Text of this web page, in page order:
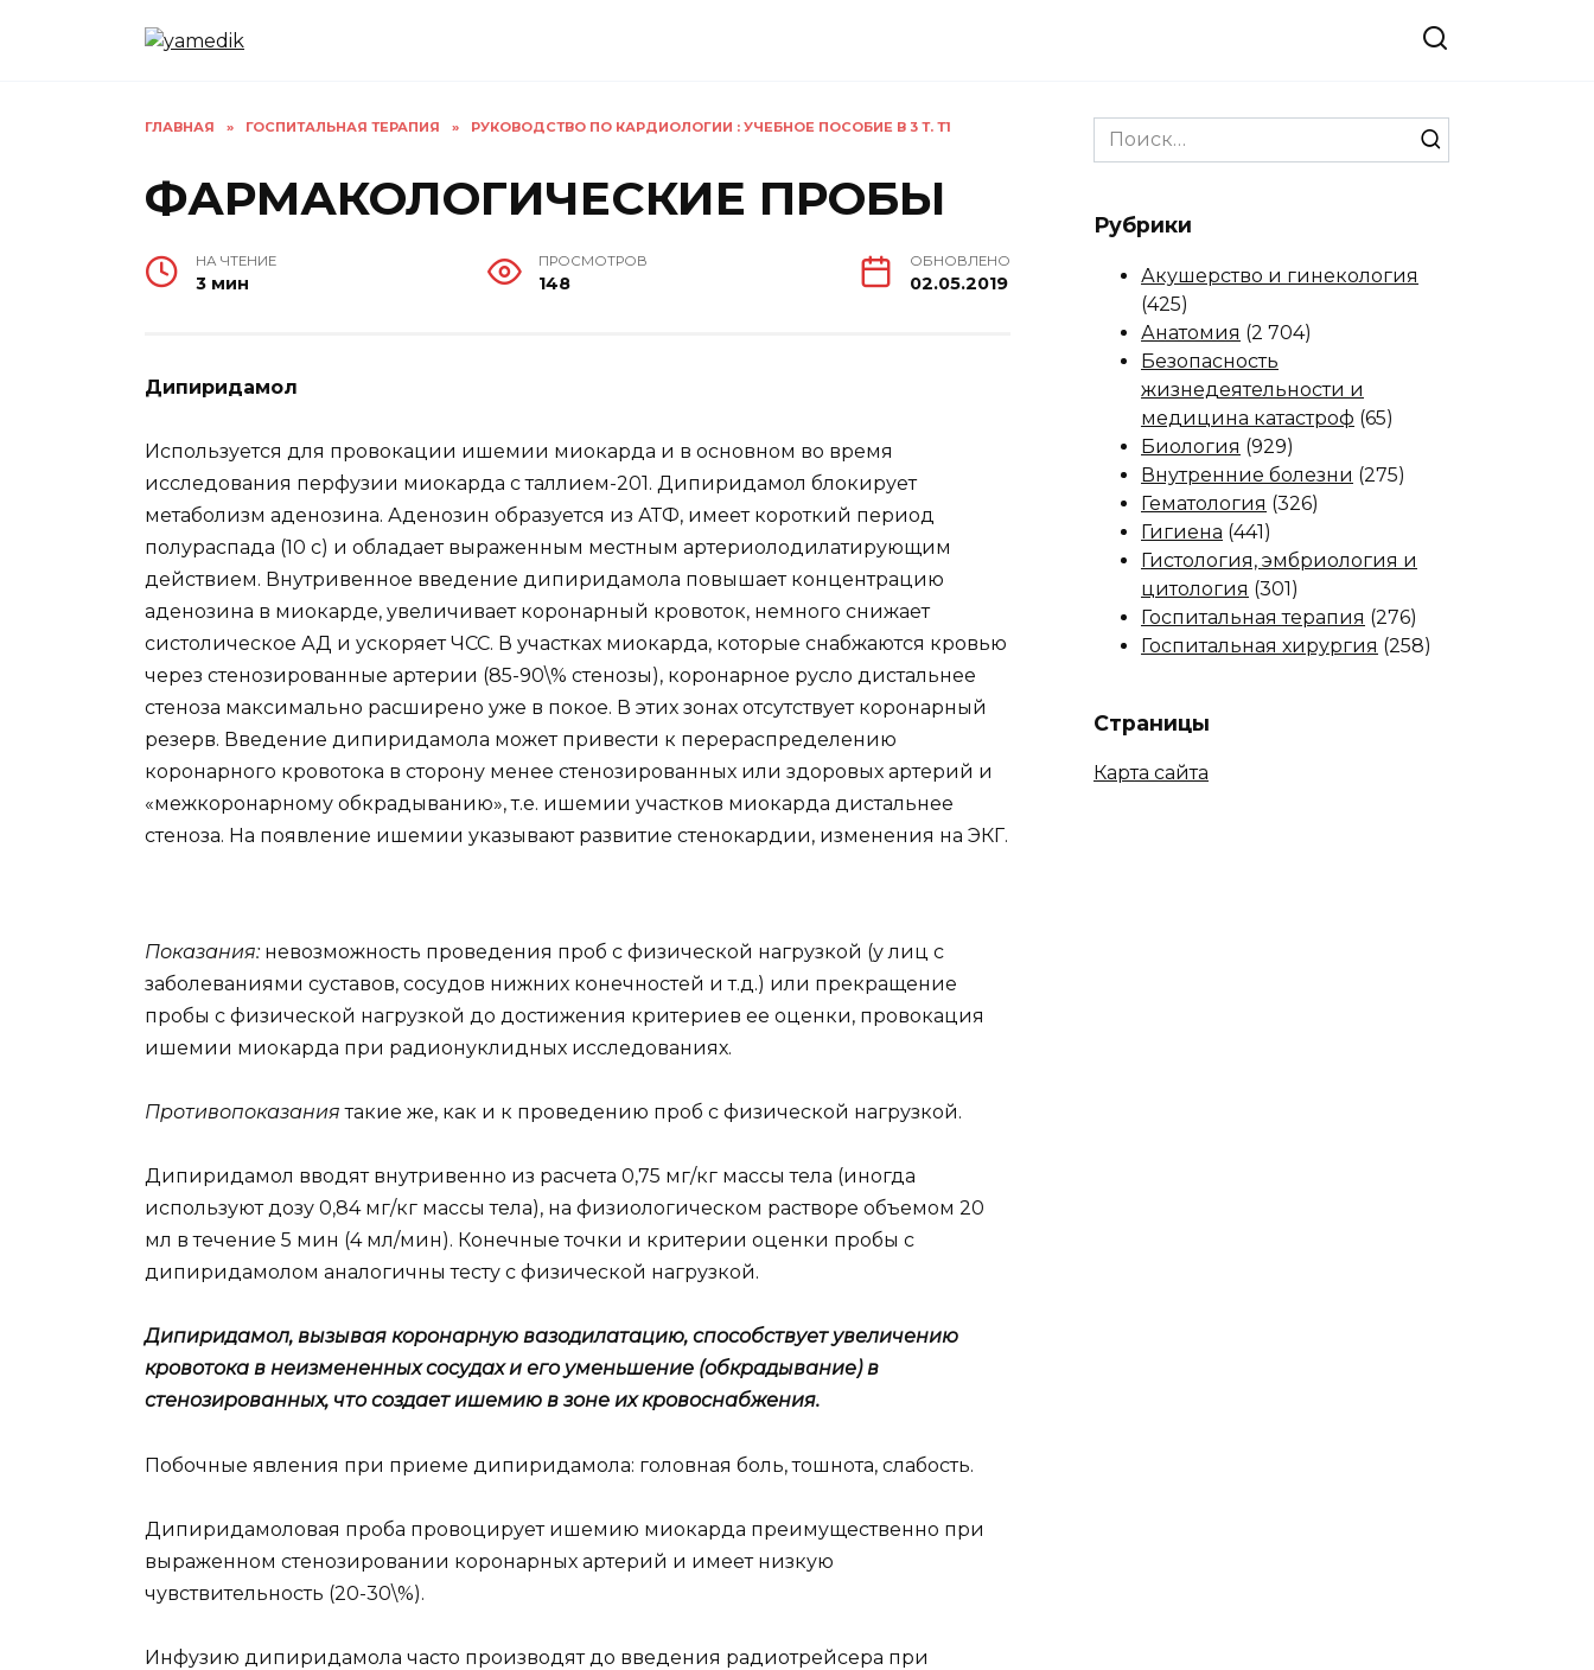
ГЛАВНАЯ » ГОСПИТАЛЬНАЯ ТЕРАПИЯ » РУКОВОДСТВО ПО КАРДИОЛОГИИ : УЧЕБНОЕ ПОСОБИЕ В 3 Т. Т1
ФАРМАКОЛОГИЧЕСКИЕ ПРОБЫ
НА ЧТЕНИЕ
3 мин
ПРОСМОТРОВ
148
ОБНОВЛЕНО
02.05.2019
Дипиридамол
Используется для провокации ишемии миокарда и в основном во время
исследования перфузии миокарда с таллием-201. Дипиридамол блокирует
метаболизм аденозина. Аденозин образуется из АТФ, имеет короткий период
полураспада (10 с) и обладает выраженным местным артериолодилатирующим
действием. Внутривенное введение дипиридамола повышает концентрацию
аденозина в миокарде, увеличивает коронарный кровоток, немного снижает
систолическое АД и ускоряет ЧСС. В участках миокарда, которые снабжаются кровью
через стенозированные артерии (85-90\% стенозы), коронарное русло дистальнее
стеноза максимально расширено уже в покое. В этих зонах отсутствует коронарный
резерв. Введение дипиридамола может привести к перераспределению
коронарного кровотока в сторону менее стенозированных или здоровых артерий и
«межкоронарному обкрадыванию», т.е. ишемии участков миокарда дистальнее
стеноза. На появление ишемии указывают развитие стенокардии, изменения на ЭКГ.
Показания: невозможность проведения проб с физической нагрузкой (у лиц с
заболеваниями суставов, сосудов нижних конечностей и т.д.) или прекращение
пробы с физической нагрузкой до достижения критериев ее оценки, провокация
ишемии миокарда при радионуклидных исследованиях.
Противопоказаниятакие же, как и к проведению проб с физической нагрузкой.
Дипиридамол вводят внутривенно из расчета 0,75 мг/кг массы тела (иногда
используют дозу 0,84 мг/кг массы тела), на физиологическом растворе объемом 20
мл в течение 5 мин (4 мл/мин). Конечные точки и критерии оценки пробы с
дипиридамолом аналогичны тесту с физической нагрузкой.
Дипиридамол, вызывая коронарную вазодилатацию, способствует увеличению
кровотока в неизмененных сосудах и его уменьшение (обкрадывание) в
стенозированных, что создает ишемию в зоне их кровоснабжения.
Побочные явления при приеме дипиридамола: головная боль, тошнота, слабость.
Дипиридамоловая проба провоцирует ишемию миокарда преимущественно при
выраженном стенозировании коронарных артерий и имеет низкую
чувствительность (20-30\%).
Инфузию дипиридамола часто производят до введения радиотрейсера при
Search
for:
Рубрики
Акушерство и гинекология
(425)
Анатомия (2 704)
Безопасность
жизнедеятельности и
медицина катастроф (65)
Биология (929)
Внутренние болезни (275)
Гематология (326)
Гигиена (441)
Гистология, эмбриология и
цитология (301)
Госпитальная терапия (276)
Госпитальная хирургия (258)
Страницы
Карта сайта